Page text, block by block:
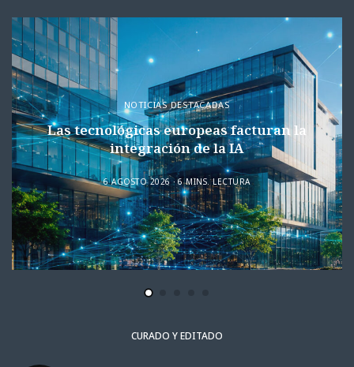
NOTICIAS DESTACADAS
Las tecnológicas europeas facturan la
integración de la IA
6 AGOSTO 2026 6 MINS. LECTURA
CURADO Y EDITADO